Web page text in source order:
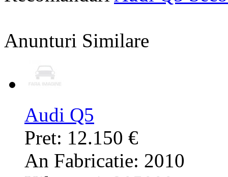
Anunturi Similare
Audi Q5
Pret: 12.150 €
An Fabricatie: 2010